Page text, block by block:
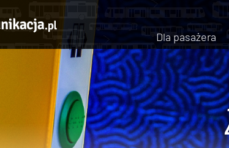
Dla pasażera